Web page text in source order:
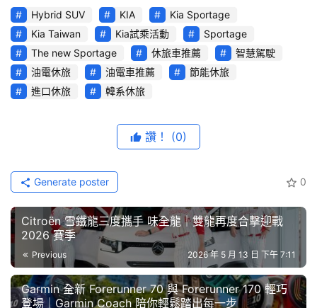
界
玩
C
A
R
綜
口
中
古
車
行
（2026 Kia CEO Investor Day），宣告將於2030年前推
出13款油電混合動力車型，滿足不同市場與消費者需求。
Kia總代理台灣森那美起亞跟隨全球新能源策略，本月加碼
推出新能源車款專屬禮遇方案，入主新能源車款即可享最高
10萬元貨物稅減免優惠、六年六大系統延長保固。此外，
Hybrid SUV KIA
Kia Sportage
Kia Taiwan
Kia試乘活動
Sportage
The new Sportage
休旅車推薦
智慧駕駛
油電休旅
油電車推薦
節能休旅
進口休旅
韓系休旅
讚！ (0)
0
Generate poster
Citroën 雪鐵龍三度攜手 味全龍｜雙龍再度合擊迎戰
2026 賽季
Previous 2026 年 5 月 13 日 下午 7:11
Garmin 全新 Forerunner 70 與 Forerunner 170 輕巧
登場｜Garmin Coach 陪你輕鬆踏出每一步